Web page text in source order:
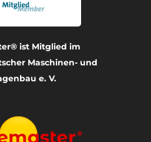
ist Mitglied im
Maschinen- und
e. V.